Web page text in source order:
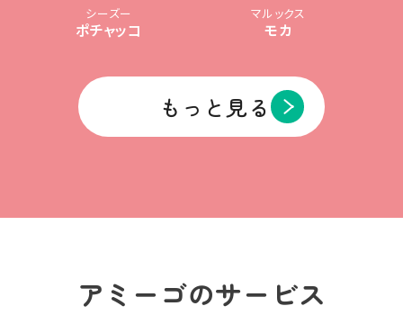
シーズー
ポチャッコ
マルックス
モカ
もっと見る
アミーゴのサービス